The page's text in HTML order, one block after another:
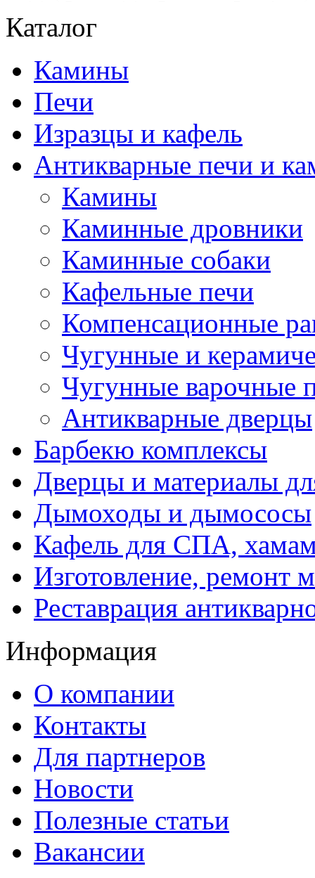
Каталог
Камины
Печи
Изразцы и кафель
Антикварные печи и
Камины
Каминные дровники
Каминные собаки
Кафельные печи
Компенсационные
Чугунные и
Чугунные варочные
Антикварные дверцы
Барбекю комплексы
Дверцы и материалы
Дымоходы и дымососы
Кафель для СПА,
Изготовление, ремонт
Реставрация
Информация
О компании
Контакты
Для партнеров
Новости
Полезные статьи
Вакансии